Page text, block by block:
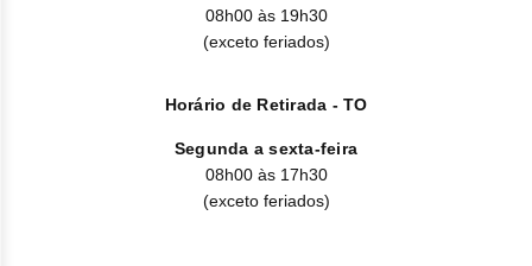
08h00 às 19h30
(exceto feriados)
Horário de Retirada - TO
Segunda a sexta-feira
08h00 às 17h30
(exceto feriados)